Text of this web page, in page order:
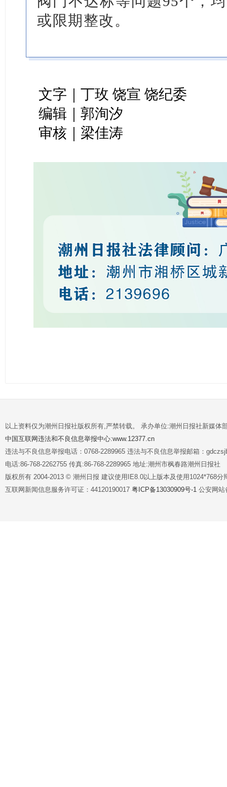
或限期整改。
文字｜丁玫 饶宣 饶纪委
编辑｜郭洵汐
审核｜梁佳涛
以上资料仅为潮州日报社版权所有,严禁转载。 承办单位:潮州日报社新媒体
中国互联网违法和不良信息举报中心:www.12377.cn
违法与不良信息举报电话：0768-2289965 违法与不良信息举报邮箱：
电话:86-768-2262755 传真:86-768-2289965 地址:潮州市枫春路潮州日报社
版权所有 2004-2013 © 潮州日报 建议使用IE8.0以上版本及使用1024*768分
互联网新闻信息服务许可证：44120190017 粤ICP备13030909号-1 公安网站